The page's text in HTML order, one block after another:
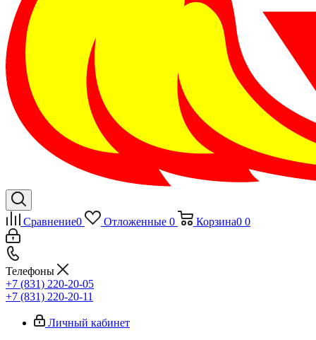
Сравнение0 Отложенные 0 Корзина0 0
Телефоны
+7 (831) 220-20-05
+7 (831) 220-20-11
Личный кабинет